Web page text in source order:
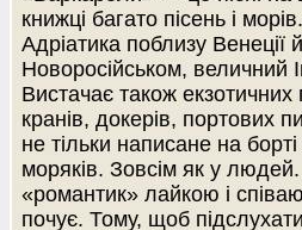
книжці багато пісень і
Адріатика поблизу
Новоросійськом, величний
Вистачає також
кранів, докерів, портових
не тільки написане на
моряків. Зовсім як у
«романтик» лайкою і
почує. Тому, щоб